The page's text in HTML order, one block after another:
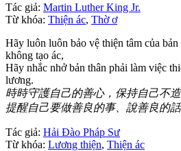
Tác giả: Martin Luther King Jr.
Từ khóa: Thiện ác, Thờ ơ
Hãy luôn luôn bảo vệ thiện tâm của
không tạo ác,
Hãy nhắc nhở bản thân phải làm việc
lương.
時時守護自己的善心，保持自己不造
提醒自己要做善良的事、說善良的話
Tác giả: Hải Đào Pháp Sư
Từ khóa: Lương thiện, Thiện ác